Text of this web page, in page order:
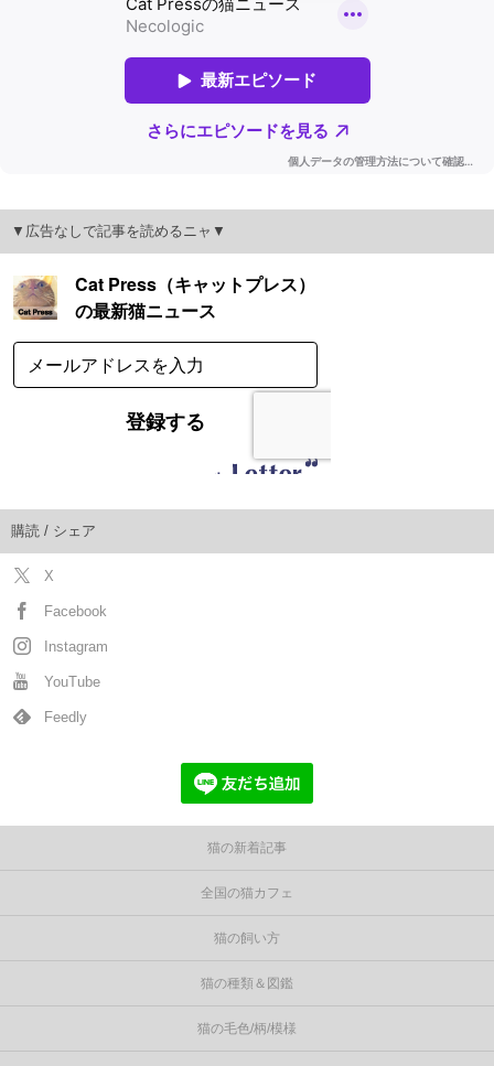
▼広告なしで記事を読めるニャ▼
購読 / シェア
X
Facebook
Instagram
YouTube
Feedly
猫の新着記事
全国の猫カフェ
猫の飼い方
猫の種類＆図鑑
猫の毛色/柄/模様